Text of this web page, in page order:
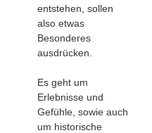
entstehen, sollen
also etwas
Besonderes
ausdrücken.
Es geht um
Erlebnisse und
Gefühle, sowie auch
um historische